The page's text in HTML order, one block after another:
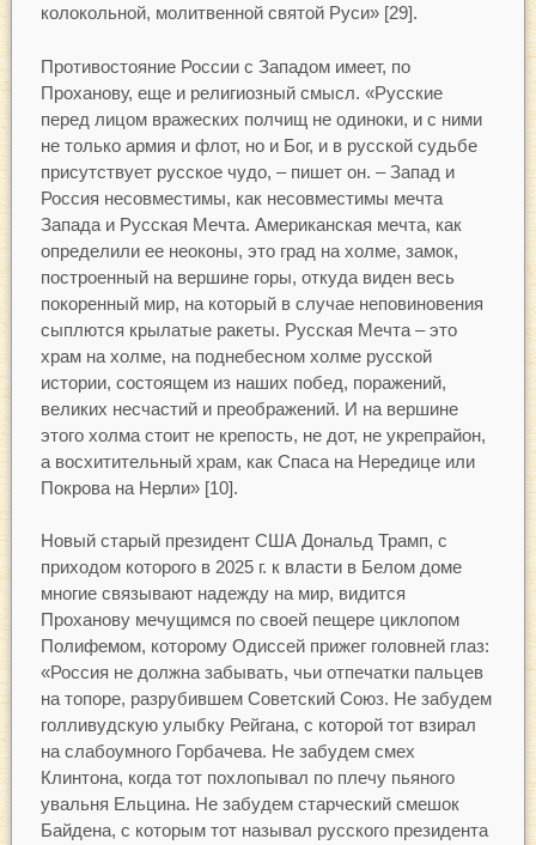
колокольной, молитвенной святой Руси» [29].
Противостояние России с Западом имеет, по
Проханову, еще и религиозный смысл. «Русские
перед лицом вражеских полчищ не одиноки, и с ними
не только армия и флот, но и Бог, и в русской судьбе
присутствует русское чудо, – пишет он. – Запад и
Россия несовместимы, как несовместимы мечта
Запада и Русская Мечта. Американская мечта, как
определили ее неоконы, это град на холме, замок,
построенный на вершине горы, откуда виден весь
покоренный мир, на который в случае неповиновения
сыплются крылатые ракеты. Русская Мечта – это
храм на холме, на поднебесном холме русской
истории, состоящем из наших побед, поражений,
великих несчастий и преображений. И на вершине
этого холма стоит не крепость, не дот, не укрепрайон,
а восхитительный храм, как Спаса на Нередице или
Покрова на Нерли» [10].
Новый старый президент США Дональд Трамп, с
приходом которого в 2025 г. к власти в Белом доме
многие связывают надежду на мир, видится
Проханову мечущимся по своей пещере циклопом
Полифемом, которому Одиссей прижег головней глаз:
«Россия не должна забывать, чьи отпечатки пальцев
на топоре, разрубившем Советский Союз. Не забудем
голливудскую улыбку Рейгана, с которой тот взирал
на слабоумного Горбачева. Не забудем смех
Клинтона, когда тот похлопывал по плечу пьяного
увальня Ельцина. Не забудем старческий смешок
Байдена, с которым тот называл русского президента